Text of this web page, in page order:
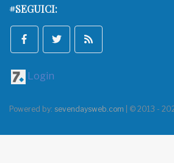
#SEGUICI:
Login
Powered by: sevendaysweb.com | © 2013 -